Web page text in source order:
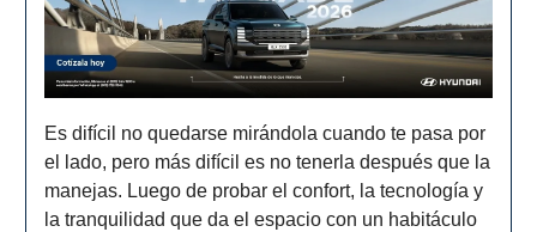
Es difícil no quedarse mirándola cuando te pasa por
el lado, pero más difícil es no tenerla después que la
manejas. Luego de probar el confort, la tecnología y
la tranquilidad que da el espacio con un habitáculo